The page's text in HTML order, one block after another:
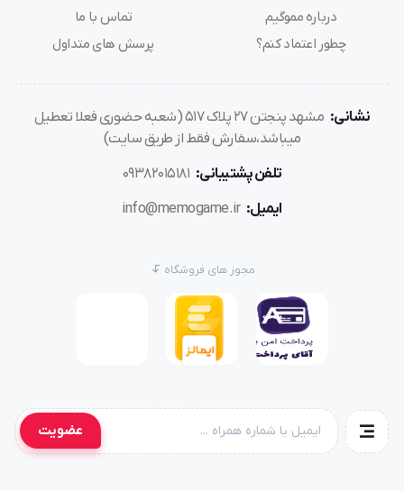
درباره مموگیم
چطور اعتماد کنم؟
تماس با ما
پرسش های متداول
نشانی:
مشهد پنجتن ۲۷ پلاک ۵۱۷ (شعبه حضوری فعلا تعطیل
میباشد،سفارش فقط از طریق سایت)
تلفن پشتیبانی: ۰۹۳۸۲۰۱۵۱۸۱
ایمیل: info@memogame.ir
مجوز های فروشگاه
عضویت